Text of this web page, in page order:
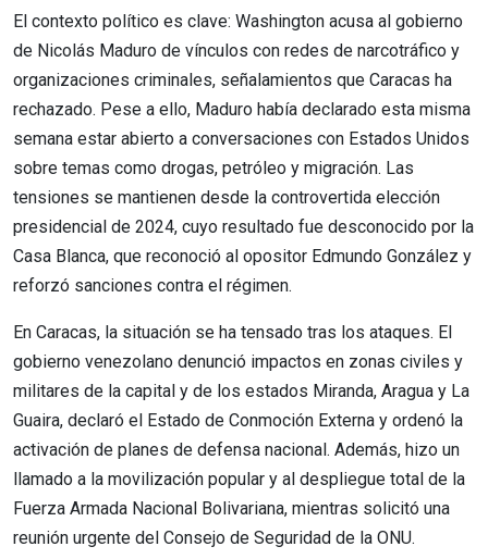
El contexto político es clave: Washington acusa al gobierno
de Nicolás Maduro de vínculos con redes de narcotráfico y
organizaciones criminales, señalamientos que Caracas ha
rechazado. Pese a ello, Maduro había declarado esta misma
semana estar abierto a conversaciones con Estados Unidos
sobre temas como drogas, petróleo y migración. Las
tensiones se mantienen desde la controvertida elección
presidencial de 2024, cuyo resultado fue desconocido por la
Casa Blanca, que reconoció al opositor Edmundo González y
reforzó sanciones contra el régimen.
En Caracas, la situación se ha tensado tras los ataques. El
gobierno venezolano denunció impactos en zonas civiles y
militares de la capital y de los estados Miranda, Aragua y La
Guaira, declaró el Estado de Conmoción Externa y ordenó la
activación de planes de defensa nacional. Además, hizo un
llamado a la movilización popular y al despliegue total de la
Fuerza Armada Nacional Bolivariana, mientras solicitó una
reunión urgente del Consejo de Seguridad de la ONU.